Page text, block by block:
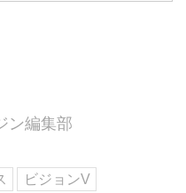
クトリック アーキテク
テクチャ (VAN.CA) をベ
ン編集部
ビジョンV